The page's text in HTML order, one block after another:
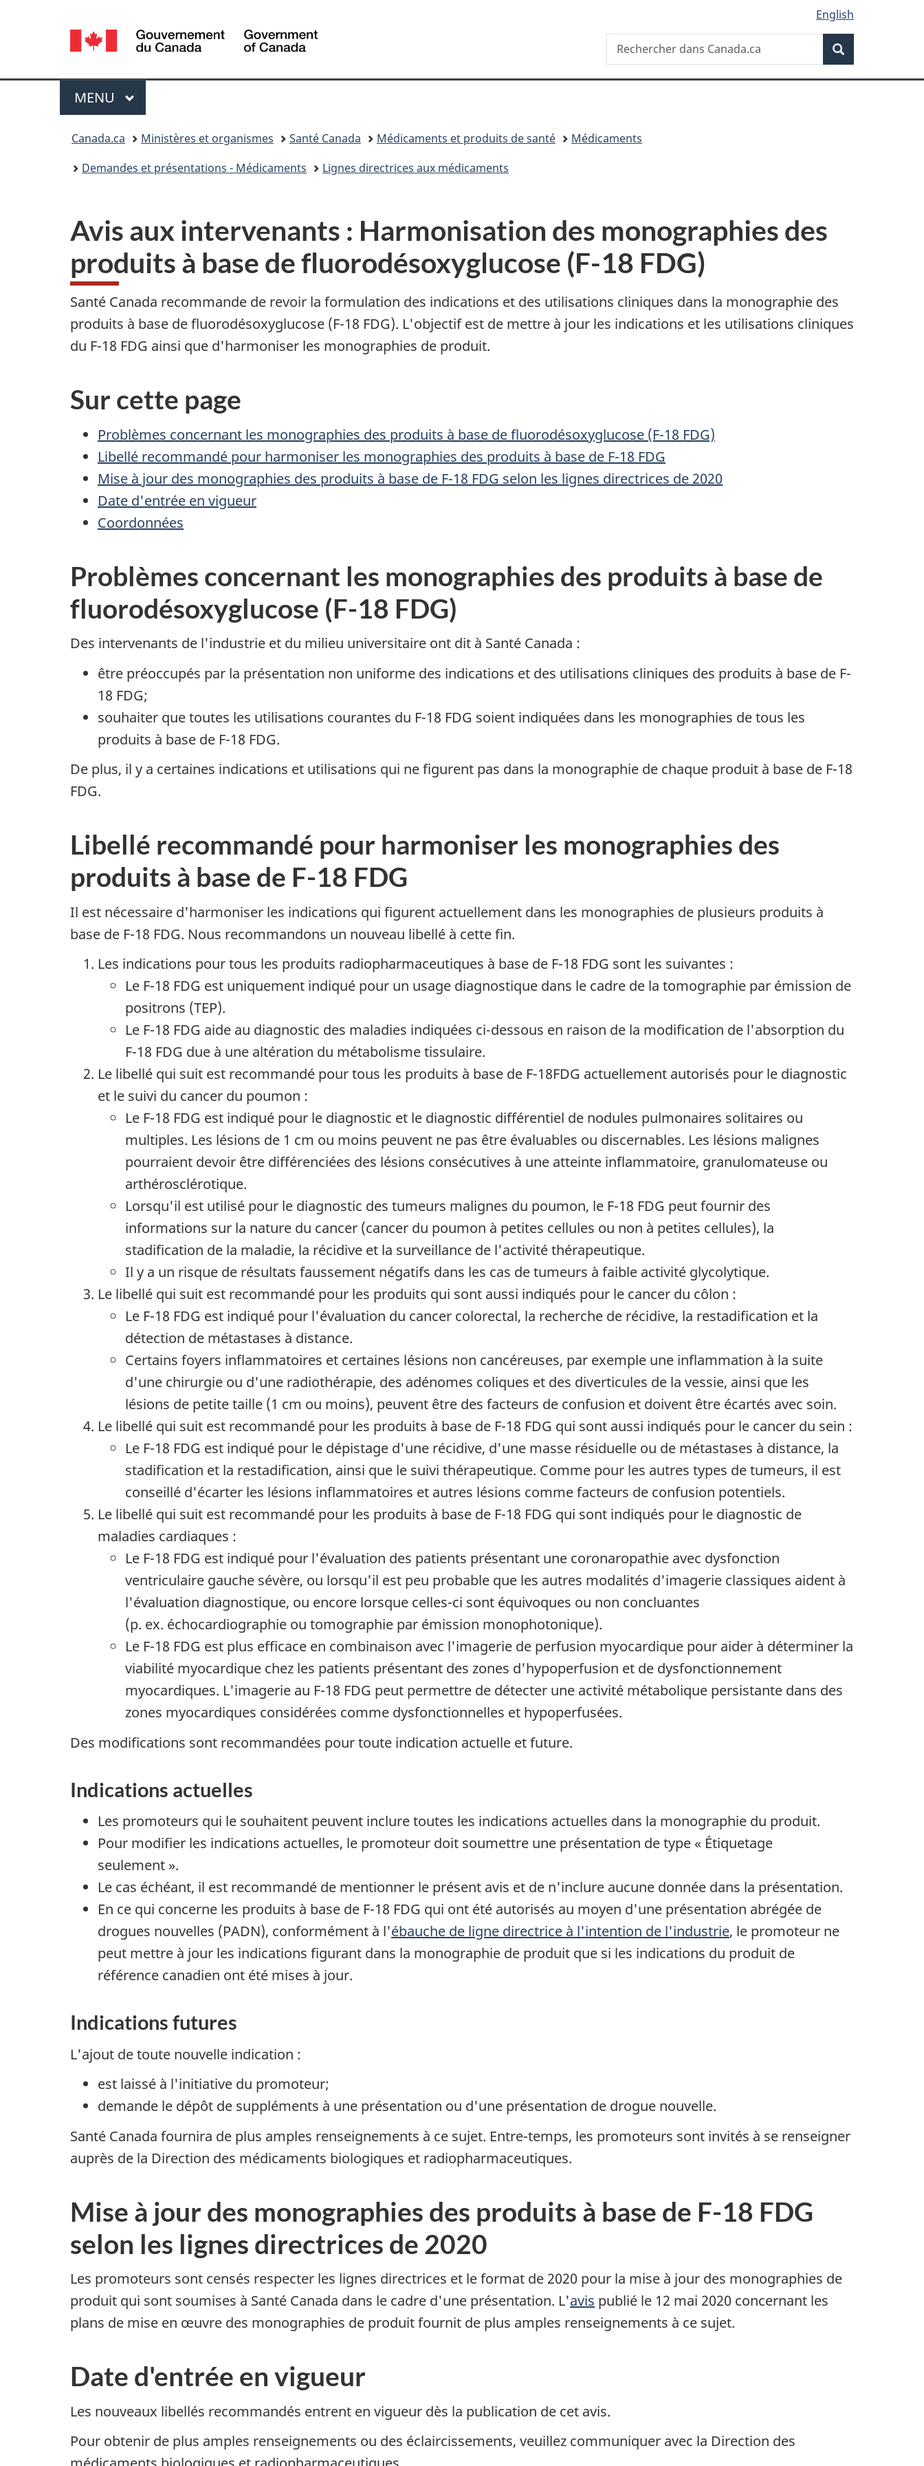
sujet
HTML
Sélection
de
la
langue
English
Canada
Recherche
Rechercher
dans
Menu
MENU PRINCIPAL
Canada.ca Ministères et organismes Santé Canada Médicaments et produits de santé
Médicaments
Demandes et présentations - Médicaments
Lignes directrices aux médicaments
Avis aux intervenants : Harmonisation des monographies des
produits à base de fluorodésoxyglucose (F-18 FDG)
Santé Canada recommande de revoir la formulation des indications et des utilisations cliniques dans la monographie des
produits à base de fluorodésoxyglucose (F-18 FDG). L'objectif est de mettre à jour les indications et les utilisations cliniques
du F-18 FDG ainsi que d'harmoniser les monographies de produit.
Sur cette page
Problèmes concernant les monographies des produits à base de fluorodésoxyglucose (F-18 FDG)
Libellé recommandé pour harmoniser les monographies des produits à base de F-18 FDG
Mise à jour des monographies des produits à base de F-18 FDG selon les lignes directrices de 2020
Date d'entrée en vigueur
Coordonnées
Problèmes concernant les monographies des produits à base de
fluorodésoxyglucose (F-18 FDG)
Des intervenants de l'industrie et du milieu universitaire ont dit à Santé Canada :
être préoccupés par la présentation non uniforme des indications et des utilisations cliniques des produits à base de F-
18 FDG;
souhaiter que toutes les utilisations courantes du F-18 FDG soient indiquées dans les monographies de tous les
produits à base de F-18 FDG.
De plus, il y a certaines indications et utilisations qui ne figurent pas dans la monographie de chaque produit à base de F-18
FDG.
Libellé recommandé pour harmoniser les monographies des
produits à base de F-18 FDG
Il est nécessaire d'harmoniser les indications qui figurent actuellement dans les monographies de plusieurs produits à
base de F-18 FDG. Nous recommandons un nouveau libellé à cette fin.
Les indications pour tous les produits radiopharmaceutiques à base de F-18 FDG sont les suivantes :
Le F-18 FDG est uniquement indiqué pour un usage diagnostique dans le cadre de la tomographie par émission de
positrons (TEP).
Le F-18 FDG aide au diagnostic des maladies indiquées ci-dessous en raison de la modification de l'absorption du
F-18 FDG due à une altération du métabolisme tissulaire.
Le libellé qui suit est recommandé pour tous les produits à base de F-18FDG actuellement autorisés pour le diagnostic
et le suivi du cancer du poumon :
Le F-18 FDG est indiqué pour le diagnostic et le diagnostic différentiel de nodules pulmonaires solitaires ou
multiples. Les lésions de 1 cm ou moins peuvent ne pas être évaluables ou discernables. Les lésions malignes
pourraient devoir être différenciées des lésions consécutives à une atteinte inflammatoire, granulomateuse ou
arthérosclérotique.
Lorsqu'il est utilisé pour le diagnostic des tumeurs malignes du poumon, le F-18 FDG peut fournir des
informations sur la nature du cancer (cancer du poumon à petites cellules ou non à petites cellules), la
stadification de la maladie, la récidive et la surveillance de l'activité thérapeutique.
Il y a un risque de résultats faussement négatifs dans les cas de tumeurs à faible activité glycolytique.
Le libellé qui suit est recommandé pour les produits qui sont aussi indiqués pour le cancer du côlon :
Le F-18 FDG est indiqué pour l'évaluation du cancer colorectal, la recherche de récidive, la restadification et la
détection de métastases à distance.
Certains foyers inflammatoires et certaines lésions non cancéreuses, par exemple une inflammation à la suite
d'une chirurgie ou d'une radiothérapie, des adénomes coliques et des diverticules de la vessie, ainsi que les
lésions de petite taille (1 cm ou moins), peuvent être des facteurs de confusion et doivent être écartés avec soin.
Le libellé qui suit est recommandé pour les produits à base de F-18 FDG qui sont aussi indiqués pour le cancer du sein :
Le F-18 FDG est indiqué pour le dépistage d'une récidive, d'une masse résiduelle ou de métastases à distance, la
stadification et la restadification, ainsi que le suivi thérapeutique. Comme pour les autres types de tumeurs, il est
conseillé d'écarter les lésions inflammatoires et autres lésions comme facteurs de confusion potentiels.
Le libellé qui suit est recommandé pour les produits à base de F-18 FDG qui sont indiqués pour le diagnostic de
maladies cardiaques :
Le F-18 FDG est indiqué pour l'évaluation des patients présentant une coronaropathie avec dysfonction
ventriculaire gauche sévère, ou lorsqu'il est peu probable que les autres modalités d'imagerie classiques aident à
l'évaluation diagnostique, ou encore lorsque celles-ci sont équivoques ou non concluantes
(p. ex. échocardiographie ou tomographie par émission monophotonique).
Le F-18 FDG est plus efficace en combinaison avec l'imagerie de perfusion myocardique pour aider à déterminer la
viabilité myocardique chez les patients présentant des zones d'hypoperfusion et de dysfonctionnement
myocardiques. L'imagerie au F-18 FDG peut permettre de détecter une activité métabolique persistante dans des
zones myocardiques considérées comme dysfonctionnelles et hypoperfusées.
Des modifications sont recommandées pour toute indication actuelle et future.
Indications actuelles
Les promoteurs qui le souhaitent peuvent inclure toutes les indications actuelles dans la monographie du produit.
Pour modifier les indications actuelles, le promoteur doit soumettre une présentation de type « Étiquetage
seulement ».
Le cas échéant, il est recommandé de mentionner le présent avis et de n'inclure aucune donnée dans la présentation.
En ce qui concerne les produits à base de F-18 FDG qui ont été autorisés au moyen d'une présentation abrégée de
drogues nouvelles (PADN), conformément à l'ébauche de ligne directrice à l'intention de l'industrie, le promoteur ne
peut mettre à jour les indications figurant dans la monographie de produit que si les indications du produit de
référence canadien ont été mises à jour.
Indications futures
L'ajout de toute nouvelle indication :
est laissé à l'initiative du promoteur;
demande le dépôt de suppléments à une présentation ou d'une présentation de drogue nouvelle.
Santé Canada fournira de plus amples renseignements à ce sujet. Entre-temps, les promoteurs sont invités à se renseigner
auprès de la Direction des médicaments biologiques et radiopharmaceutiques.
Mise à jour des monographies des produits à base de F-18 FDG
selon les lignes directrices de 2020
Les promoteurs sont censés respecter les lignes directrices et le format de 2020 pour la mise à jour des monographies de
produit qui sont soumises à Santé Canada dans le cadre d'une présentation. L'avis publié le 12 mai 2020 concernant les
plans de mise en œuvre des monographies de produit fournit de plus amples renseignements à ce sujet.
Date d'entrée en vigueur
Les nouveaux libellés recommandés entrent en vigueur dès la publication de cet avis.
Pour obtenir de plus amples renseignements ou des éclaircissements, veuillez communiquer avec la Direction des